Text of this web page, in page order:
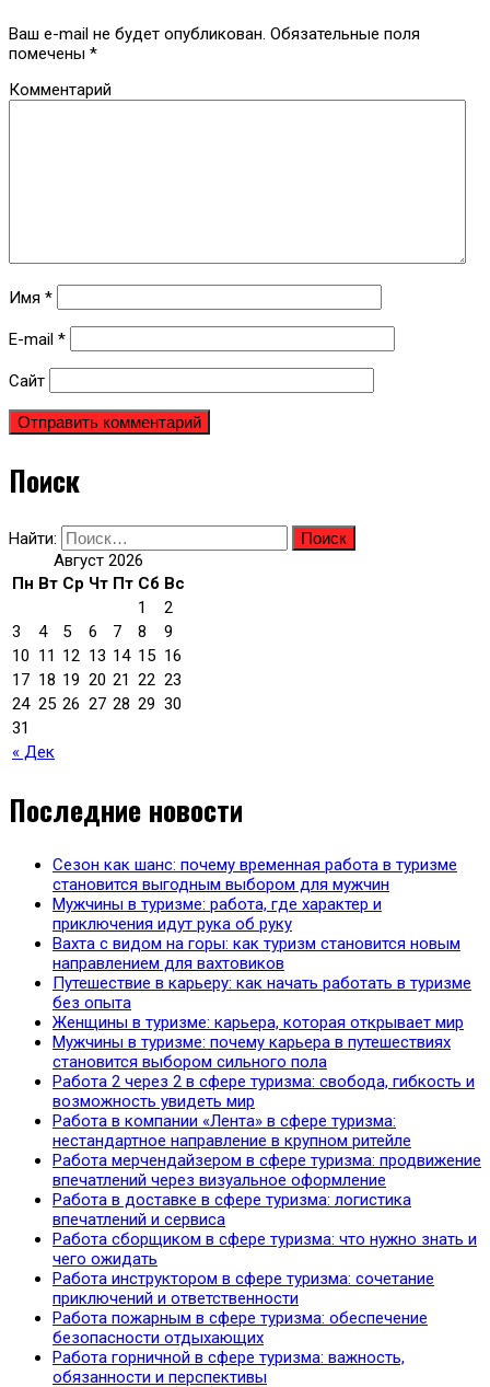
Ваш e-mail не будет опубликован. Обязательные поля
помечены *
Комментарий
Имя *
E-mail *
Сайт
Поиск
Найти:
Август 2026
Пн Вт Ср Чт Пт Сб Вс
« Дек
1
2
3
4 5 6 7 8
9
10 11 12 13 14 15 16
17 18 19 20 21 22 23
24 25 26 27 28 29 30
31
Последние новости
Сезон как шанс: почему временная работа в туризме
становится выгодным выбором для мужчин
Мужчины в туризме: работа, где характер и
приключения идут рука об руку
Вахта с видом на горы: как туризм становится новым
направлением для вахтовиков
Путешествие в карьеру: как начать работать в туризме
без опыта
Женщины в туризме: карьера, которая открывает мир
Мужчины в туризме: почему карьера в путешествиях
становится выбором сильного пола
Работа 2 через 2 в сфере туризма: свобода, гибкость и
возможность увидеть мир
Работа в компании «Лента» в сфере туризма:
нестандартное направление в крупном ритейле
Работа мерчендайзером в сфере туризма: продвижение
впечатлений через визуальное оформление
Работа в доставке в сфере туризма: логистика
впечатлений и сервиса
Работа сборщиком в сфере туризма: что нужно знать и
чего ожидать
Работа инструктором в сфере туризма: сочетание
приключений и ответственности
Работа пожарным в сфере туризма: обеспечение
безопасности отдыхающих
Работа горничной в сфере туризма: важность,
обязанности и перспективы